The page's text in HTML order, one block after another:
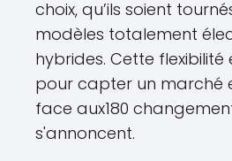
choix, qu’ils soient
modèles totalement
hybrides. Cette flexibilité
pour capter un marché
face aux180
s'annoncent.